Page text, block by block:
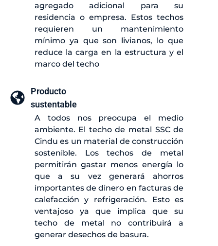
agregado adicional para su
residencia o empresa. Estos techos
requieren un mantenimiento
mínimo ya que son livianos, lo que
reduce la carga en la estructura y el
marco del techo
Producto
sustentable
A todos nos preocupa el medio
ambiente. El techo de metal SSC de
Cindu es un material de construcción
sostenible. Los techos de metal
permitirán gastar menos energía lo
que a su vez generará ahorros
importantes de dinero en facturas de
calefacción y refrigeración. Esto es
ventajoso ya que implica que su
techo de metal no contribuirá a
generar desechos de basura.